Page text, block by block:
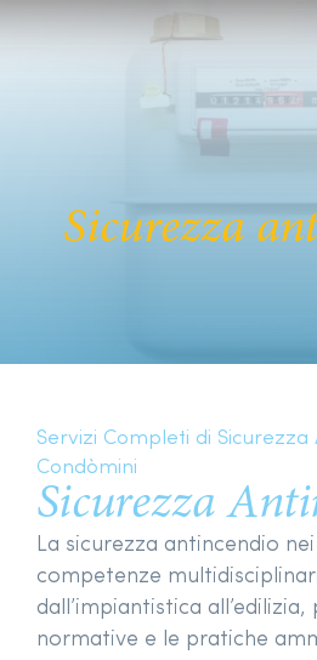
Sicurezza
Servizi Completi di
Condòmini
Sicurezza
La sicurezza antincendio
competenze
dall’impiantistica
normative e le pratiche